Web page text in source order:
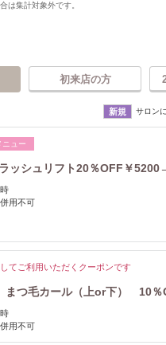
は集計対象外です。
初来店の方
新規 サロン
ニュー
ッシュリフト20％OFF￥
用不可
てご利用いただくクーポンです
】まつ毛カール（上or下） 10
用不可